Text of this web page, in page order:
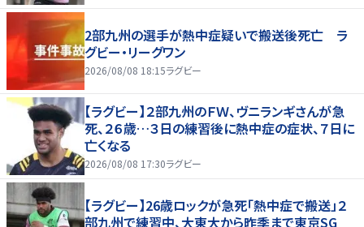
2部九州の選手が熱中症疑いで搬送後死亡 ラ
グビー・リーグワン
2026/08/08 18:15ラグビー
【ラグビー】２部九州のＦＷ、ヴニランギさんが急
死、２６歳…３日の練習後に熱中症の症状、７日に
亡くなる
2026/08/08 17:30ラグビー
【ラグビー】26歳ロックが急死「熱中症で搬送」２
部九州で練習中、大東大から昨季まで東京SG